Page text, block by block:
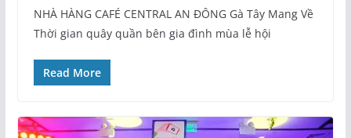
NHÀ HÀNG CAFÉ CENTRAL AN ĐÔNG Gà Tây Mang Về
Thời gian quây quần bên gia đình mùa lễ hội
Read More